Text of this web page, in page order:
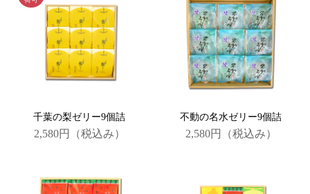
千葉の梨ゼリー9個詰
2,580円 （税込み）
不動の名水ゼリー9個詰
2,580円 （税込み）